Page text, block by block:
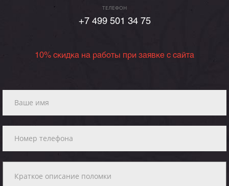
ТЕЛЕФОН
+7 499 501 34 75
10% скидка на работы при заявке с сайта